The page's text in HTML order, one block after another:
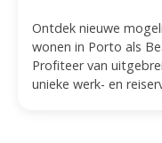
Ontdek nieuwe
wonen in Porto als
Profiteer van
unieke werk- en